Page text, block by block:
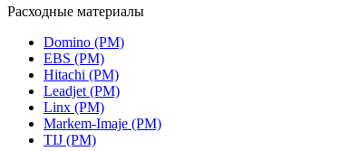
Расходные материалы
Domino (РМ)
EBS (РМ)
Hitachi (РМ)
Leadjet (РМ)
Linx (РМ)
Markem-Imaje (РМ)
TIJ (РМ)